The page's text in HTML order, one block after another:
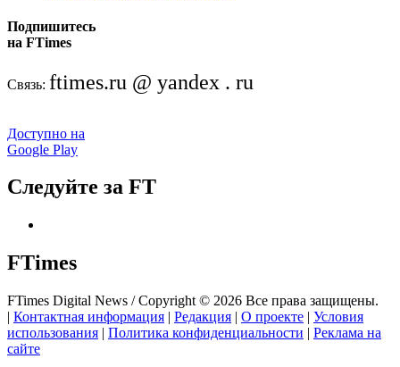
Подпишитесь
на FTimes
Связь: ftimes.ru @ yandex . ru
Доступно на
Google Play
Следуйте за FT
FTimes
FTimes Digital News / Copyright © 2026 Все права защищены.
| Контактная информация | Редакция | О проекте | Условия
использования | Политика конфиденциальности | Реклама на
сайте